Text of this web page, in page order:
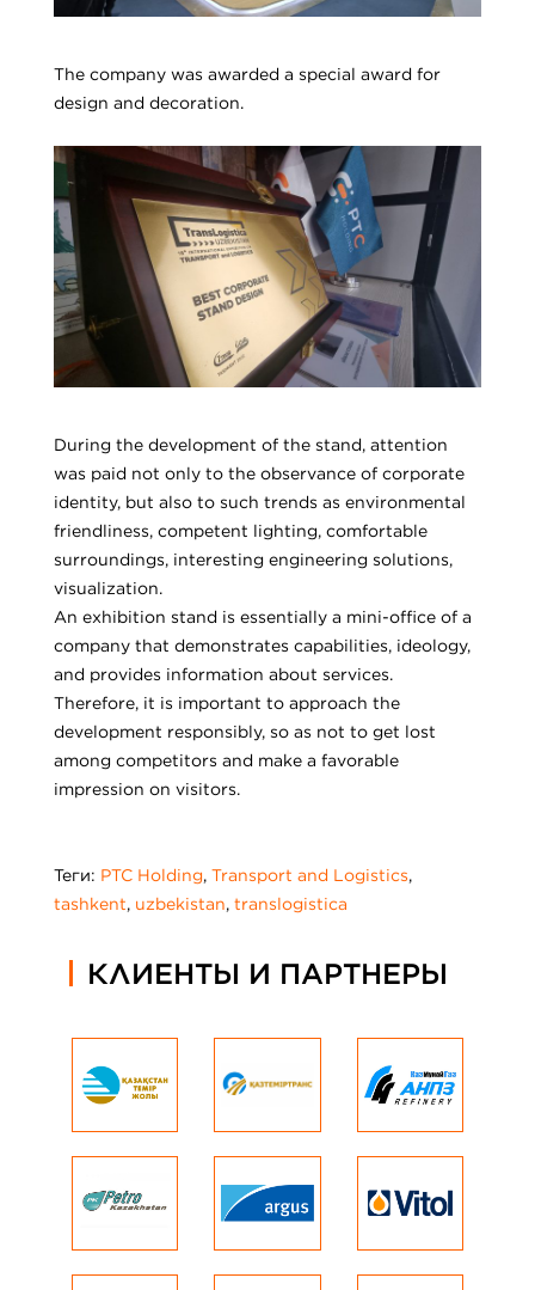
The company was awarded a special award for
design and decoration.
During the development of the stand, attention
was paid not only to the observance of corporate
identity, but also to such trends as environmental
friendliness, competent lighting, comfortable
surroundings, interesting engineering solutions,
visualization.
An exhibition stand is essentially a mini-office of a
company that demonstrates capabilities, ideology,
and provides information about services.
Therefore, it is important to approach the
development responsibly, so as not to get lost
among competitors and make a favorable
impression on visitors.
Теги: PTC Holding, Transport and Logistics,
tashkent, uzbekistan, translogistica
КЛИЕНТЫ И ПАРТНЕРЫ